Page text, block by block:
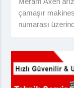
çamaşır
numarası